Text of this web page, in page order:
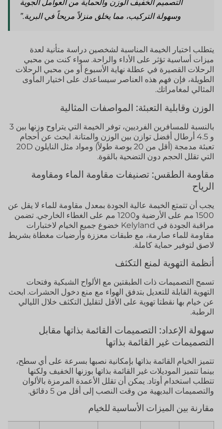
التصميم الخفيف الوزن والحماية من العوامل الجوية
وسهولة التركيب، مما يخلق منزلاً مريحاً في البرية.”
يتطلب اختيار الخيمة المناسبة لشخصين دراسة متأنية لعدة
ميزات أساسية تؤثر على الأداء والراحة. سواء كنت من محبي
الرحلات القصيرة في عطلة نهاية الأسبوع أو من محبي الرحلات
الطويلة، فإن فهم هذه العناصر سيساعدك على اختيار المأوى
المثالي لمغامراتك.
الوزن وقابلية التعبئة: المواصفات المثالية
بالنسبة للمسافرين الفرديين، توفر الخيمة التي يتراوح وزنها بين 3
و 4.5 أرطال أفضل توازن بين الوزن والمتانة. ابحث عن أحجام
تعبئة مدمجة (أقل من 20 بوصة طولاً) ومواد مثل النايلون 20D
التي تقلل الحجم دون التضحية بالقوة.
مقاومة الطقس: تصنيفات مقاومة الماء ومقاومة
الرياح
يجب أن تتمتع الخيمة عالية الجودة بمعدل مقاومة للماء لا يقل عن
1500 مم على الأرضية و1200 مم على الغطاء الخارجي. تضمن
مراقبة الجودة في Kelyland خضوع جميع الخيام لاختبارات
مقاومة للماء صارمة، مع طبقات معززة وأرضيات مغطاة بشريط
لاصق لتوفير حماية كاملة.
أنظمة التهوية لمنع التكثف
تسمح التصميمات ذات الطبقتين مع الألواح الشبكية وفتحات
التهوية القابلة للتعديل بتدفق الهواء مع منع دخول الحشرات. ابحث
عن خيام بها نقطتا تهوية على الأقل لتقليل التكثف خلال الليالي
الرطبة.
سهولة الإعداد: التصميمات القائمة بذاتها مقابل
التصميمات غير القائمة بذاتها
تتميز الخيام القائمة بذاتها بإمكانية نصبها بسرعة على أي سطح،
بينما تتميز الموديلات غير القائمة بذاتها بوزنها الخفيف ولكنها
تتطلب استخدام أوتاد. يمكن أن تقلل الأعمدة المرمزة بالألوان
والتصميمات البديهية من وقت النصب إلى أقل من 5 دقائق.
مقارنة بين الميزات الأساسية للخيام